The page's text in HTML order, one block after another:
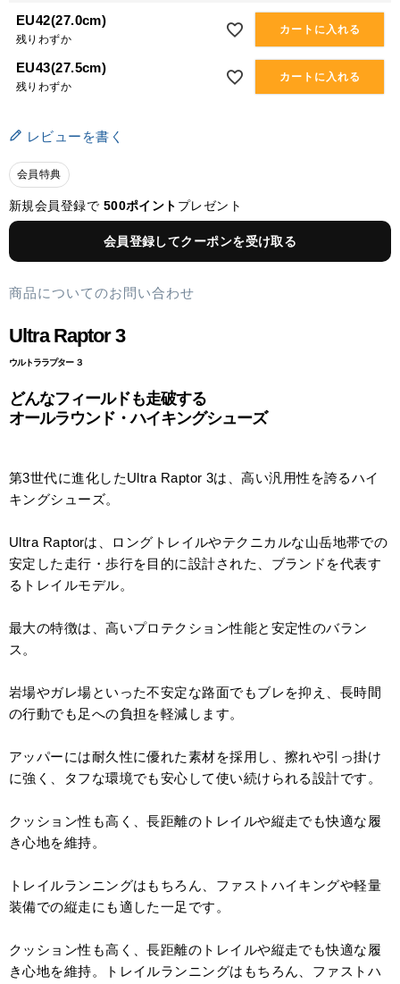
EU42(27.0cm)
残りわずか
カートに入れる
EU43(27.5cm)
残りわずか
カートに入れる
レビューを書く
会員特典
新規会員登録で 500ポイント プレゼント
会員登録してクーポンを受け取る
商品についてのお問い合わせ
Ultra Raptor 3
ウルトララプター ３
どんなフィールドも走破する
オールラウンド・ハイキングシューズ
第3世代に進化したUltra Raptor 3は、高い汎用性を誇るハイ
キングシューズ。
Ultra Raptorは、ロングトレイルやテクニカルな山岳地帯での
安定した走行・歩行を目的に設計された、ブランドを代表す
るトレイルモデル。
最大の特徴は、高いプロテクション性能と安定性のバラン
ス。
岩場やガレ場といった不安定な路面でもブレを抑え、長時間
の行動でも足への負担を軽減します。
アッパーには耐久性に優れた素材を採用し、擦れや引っ掛け
に強く、タフな環境でも安心して使い続けられる設計です。
クッション性も高く、長距離のトレイルや縦走でも快適な履
き心地を維持。
トレイルランニングはもちろん、ファストハイキングや軽量
装備での縦走にも適した一足です。
クッション性も高く、長距離のトレイルや縦走でも快適な履
き心地を維持。トレイルランニングはもちろん、ファストハ